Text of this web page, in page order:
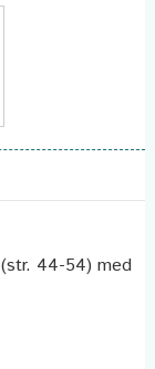
44-54) med